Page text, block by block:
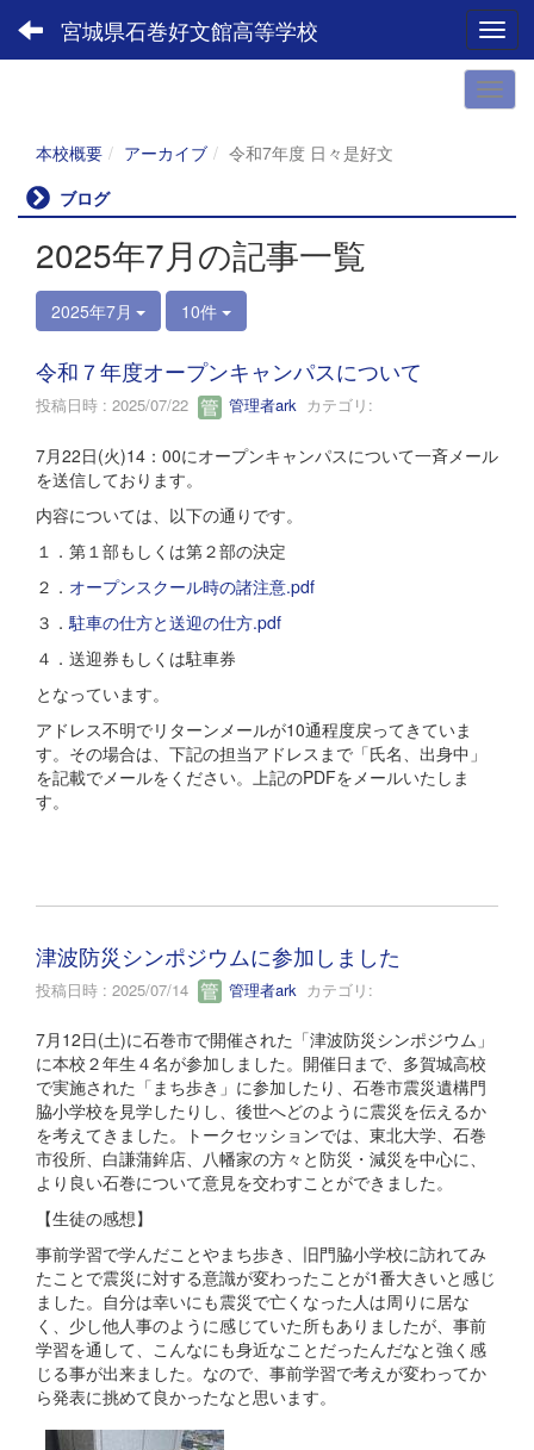
宮城県石巻好文館高等学校
本校概要 アーカイブ
令和7年度 日々是好文
ブログ
2025年7月の記事一覧
2025年7月 10件
令和７年度オープンキャンパスについて
投稿日時 : 2025/07/22 管理者ark カテゴリ:
7月22日(火)14：00にオープンキャンパスについて一斉メール
を送信しております。
内容については、以下の通りです。
１．第１部もしくは第２部の決定
２． オープンスクール時の諸注意.pdf
３． 駐車の仕方と送迎の仕方.pdf
４．送迎券もしくは駐車券
となっています。
アドレス不明でリターンメールが10通程度戻ってきていま
す。その場合は、下記の担当アドレスまで「氏名、出身中」
を記載でメールをください。上記のPDFをメールいたしま
す。
津波防災シンポジウムに参加しました
投稿日時 : 2025/07/14 管理者ark カテゴリ:
7月12日(土)に石巻市で開催された「津波防災シンポジウム」
に本校２年生４名が参加しました。開催日まで、多賀城高校
で実施された「まち歩き」に参加したり、石巻市震災遺構門
脇小学校を見学したりし、後世へどのように震災を伝えるか
を考えてきました。トークセッションでは、東北大学、石巻
市役所、白謙蒲鉾店、八幡家の方々と防災・減災を中心に、
より良い石巻について意見を交わすことができました。
【生徒の感想】
事前学習で学んだことやまち歩き、旧門脇小学校に訪れてみ
たことで震災に対する意識が変わったことが1番大きいと感じ
ました。自分は幸いにも震災で亡くなった人は周りに居な
く、少し他人事のように感じていた所もありましたが、事前
学習を通して、こんなにも身近なことだったんだなと強く感
じる事が出来ました。なので、事前学習で考えが変わってか
ら発表に挑めて良かったなと思います。